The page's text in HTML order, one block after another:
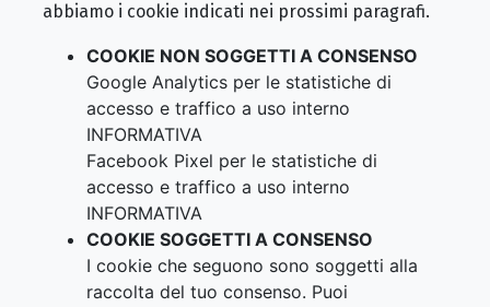
abbiamo i cookie indicati nei prossimi paragrafi.
COOKIE NON SOGGETTI A CONSENSO
Google Analytics per le statistiche di
accesso e traffico a uso interno
INFORMATIVA
Facebook Pixel per le statistiche di
accesso e traffico a uso interno
INFORMATIVA
COOKIE SOGGETTI A CONSENSO
I cookie che seguono sono soggetti alla
raccolta del tuo consenso. Puoi